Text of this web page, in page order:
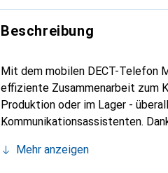
Beschreibung
Mit dem mobilen DECT-Telefon
effiziente Zusammenarbeit zum
Produktion oder im Lager -
Kommunikationsassistenten.
Gesprächspartner bei jedem
Mehr anzeigen